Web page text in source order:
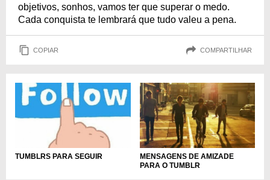
objetivos, sonhos, vamos ter que superar o medo.
Cada conquista te lembrará que tudo valeu a pena.
COPIAR COMPARTILHAR
TUMBLRS PARA SEGUIR
MENSAGENS DE AMIZADE
PARA O TUMBLR